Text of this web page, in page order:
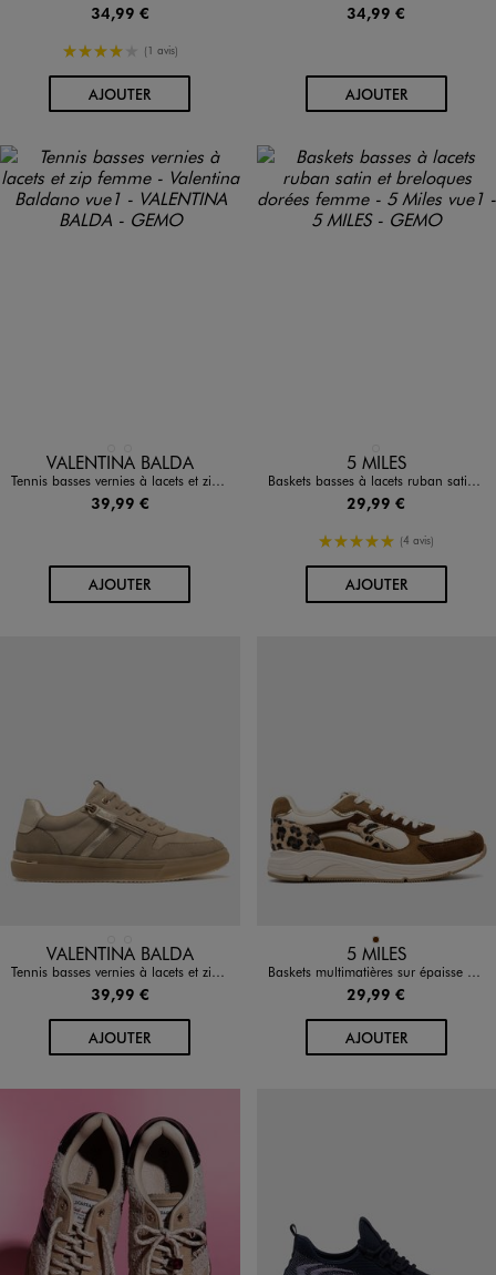
34,99 €
4/5 de moyenne
(1 avis)
AJOUTERAU PANIER
34,99 €
AJOUTERAU PANIER
Disponible en 2 coloris
VALENTINA BALDA
Tennis basses vernies à lacets et zip femme - Valentina Baldano
39,99 €
AJOUTERAU PANIER
Disponible en 1 coloris
5 MILES
Baskets basses à lacets ruban satin et breloques dorées femme - 5 Miles
29,99 €
5/5 de moyenne
(4 avis)
AJOUTERAU PANIER
Disponible en 2 coloris
VALENTINA BALDA
Tennis basses vernies à lacets et zip femme - Valentina Baldano
39,99 €
AJOUTERAU PANIER
Disponible en 1 coloris
MARRON
5 MILES
Baskets multimatières sur épaisse semelle femme - 5 Miles
29,99 €
AJOUTERAU PANIER